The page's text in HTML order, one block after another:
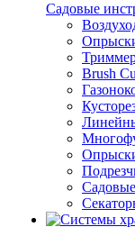
Садовые
Brush